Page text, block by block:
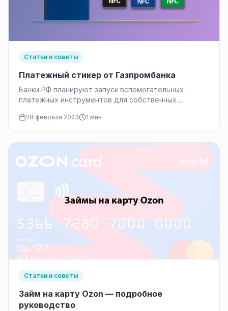
Статьи и советы
Платежный стикер от Газпромбанка
Банки РФ планируют запуск вспомогательных
платежных инструментов для собственных
пользователи остались без…
28 февраля 2023 1 мин
Статьи и советы
Займ на карту Ozon — подробное
руководство